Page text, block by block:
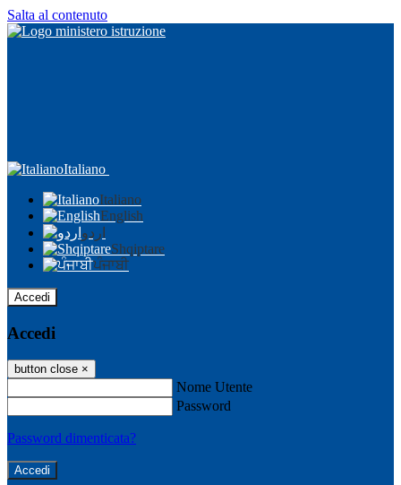
Salta al contenuto
Italiano
Italiano
English
اردو
Shqiptare
ਪੰਜਾਬੀ
Accedi
Accedi
button close ×
Nome Utente
Password
Password dimenticata?